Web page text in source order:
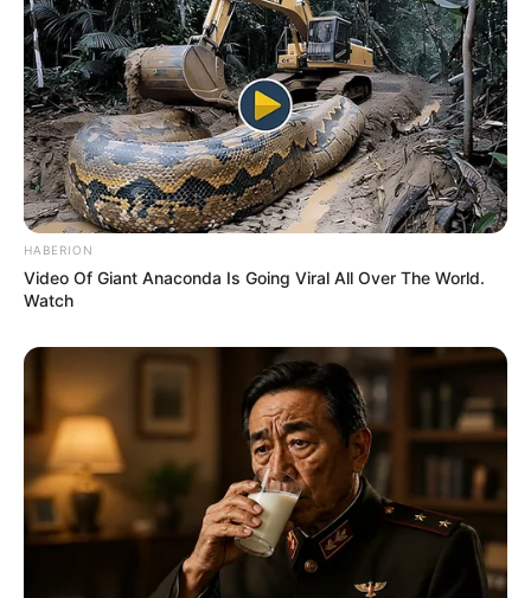
HABERION
Video Of Giant Anaconda Is Going Viral All Over The World.
Watch